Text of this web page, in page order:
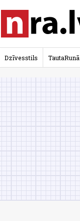
Dzīvesstils TautaRunā